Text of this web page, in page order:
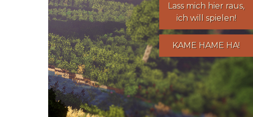
Lass mich hier raus,
ich will spielen!
KAME HAME HA!